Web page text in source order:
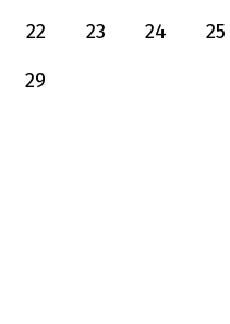
22
23 24 25
29